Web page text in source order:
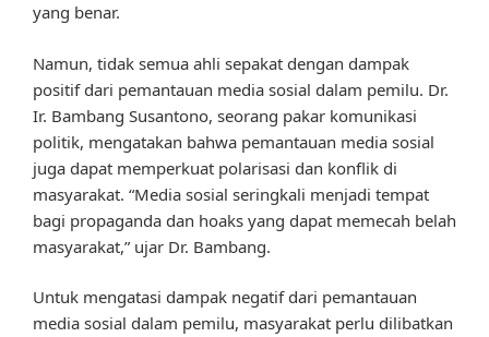
yang benar.
Namun, tidak semua ahli sepakat dengan dampak
positif dari pemantauan media sosial dalam pemilu. Dr.
Ir. Bambang Susantono, seorang pakar komunikasi
politik, mengatakan bahwa pemantauan media sosial
juga dapat memperkuat polarisasi dan konflik di
masyarakat. “Media sosial seringkali menjadi tempat
bagi propaganda dan hoaks yang dapat memecah belah
masyarakat,” ujar Dr. Bambang.
Untuk mengatasi dampak negatif dari pemantauan
media sosial dalam pemilu, masyarakat perlu dilibatkan